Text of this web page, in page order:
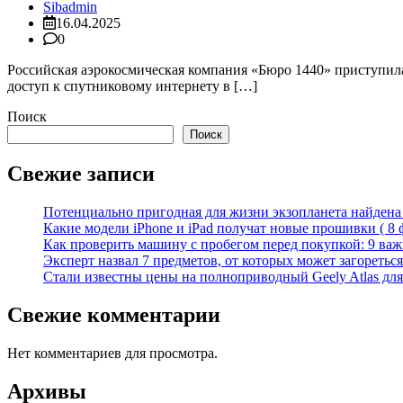
Sibadmin
16.04.2025
0
Российская аэрокосмическая компания «Бюро 1440»
доступ к спутниковому интернету в […]
Поиск
Поиск
Свежие записи
Потенциально пригодная для жизни экзопланета
Какие модели iPhone и iPad получат новые прошивки ( 8
Как проверить машину с пробегом перед покупкой: 9
Эксперт назвал 7 предметов, от которых может
Стали известны цены на полноприводный Geely Atlas
Свежие комментарии
Нет комментариев для просмотра.
Архивы